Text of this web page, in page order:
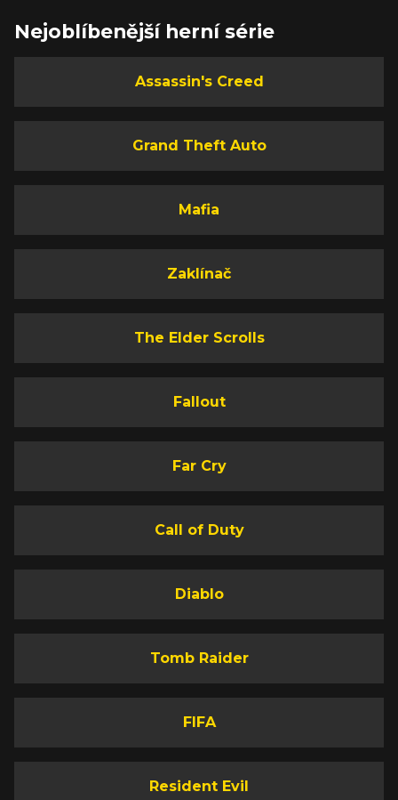
Nejoblíbenější herní série
Assassin's Creed
Grand Theft Auto
Mafia
Zaklínač
The Elder Scrolls
Fallout
Far Cry
Call of Duty
Diablo
Tomb Raider
FIFA
Resident Evil